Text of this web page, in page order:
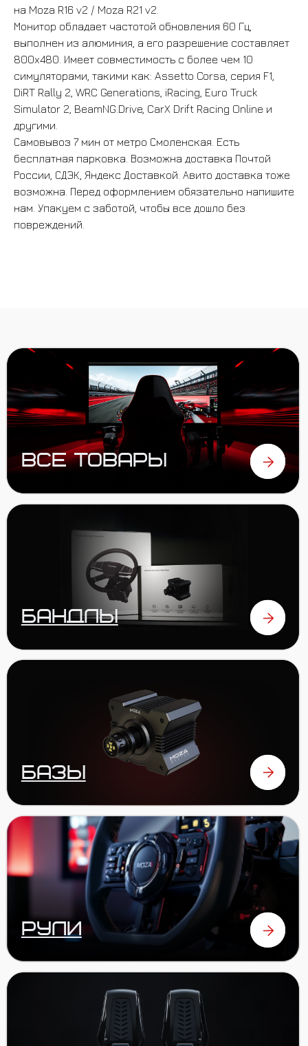
на Moza R16 v2 / Moza R21 v2.
Монитор обладает частотой обновления 60 Гц,
выполнен из алюминия, а его разрешение составляет
800x480. Имеет совместимость с более чем 10
симуляторами, такими как: Assetto Corsa, серия F1,
DiRT Rally 2, WRC Generations, iRacing, Euro Truck
Simulator 2, BeamNG.Drive, CarX Drift Racing Online и
другими.
Самовывоз 7 мин от метро Смоленская. Есть
бесплатная парковка. Возможна доставка Почтой
России, СДЭК, Яндекс Доставкой. Авито доставка тоже
возможна. Перед оформлением обязательно напишите
нам. Упакуем с заботой, чтобы все дошло без
повреждений.
ВСЕ ТОВАРЫ
БАЗЫ
аксессуары
ОТЗЫВЫ